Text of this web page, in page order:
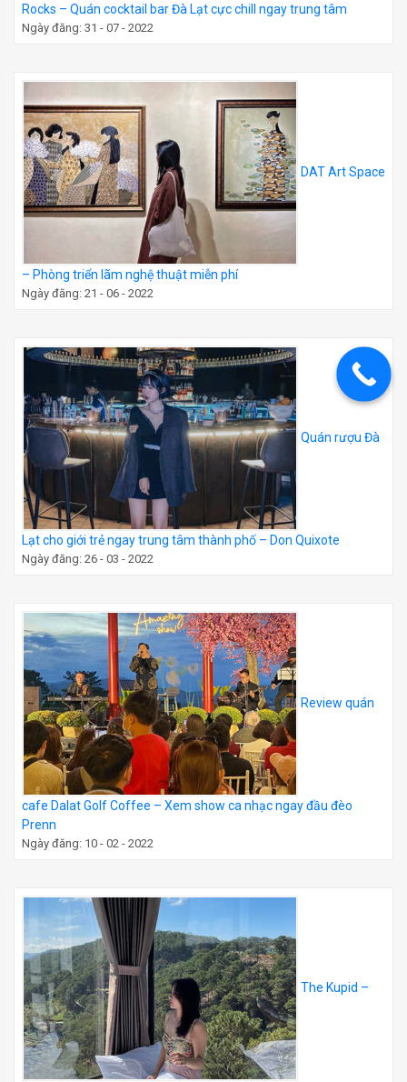
Rocks – Quán cocktail bar Đà Lạt cực chill ngay trung tâm
Ngày đăng: 31 - 07 - 2022
DAT Art Space
– Phòng triển lãm nghệ thuật miễn phí
Ngày đăng: 21 - 06 - 2022
Quán rượu Đà
Lạt cho giới trẻ ngay trung tâm thành phố – Don Quixote
Ngày đăng: 26 - 03 - 2022
Review quán
cafe Dalat Golf Coffee – Xem show ca nhạc ngay đầu đèo
Prenn
Ngày đăng: 10 - 02 - 2022
The Kupid –